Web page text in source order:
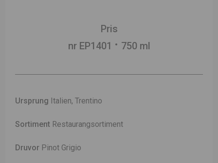
Pris
nr EP1401
750 ml
Ursprung Italien, Trentino
Sortiment Restaurangsortiment
Druvor Pinot Grigio